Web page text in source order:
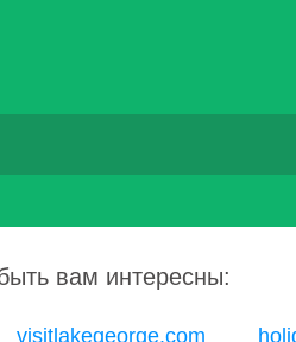
вам интересны:
visitlakegeorge.com